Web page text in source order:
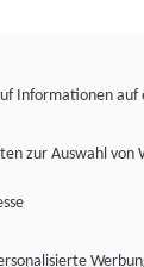
Informationen auf
zur Auswahl von